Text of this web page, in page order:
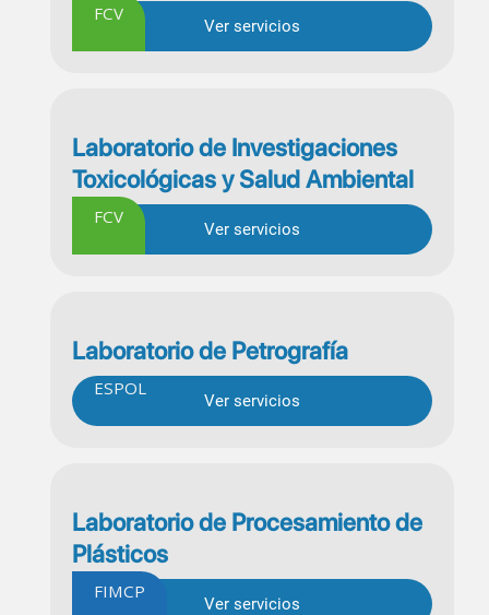
FCV
Ver servicios
Laboratorio de Investigaciones
Toxicológicas y Salud Ambiental
FCV
Ver servicios
Laboratorio de Petrografía
ESPOL
Ver servicios
Laboratorio de Procesamiento de
Plásticos
FIMCP
Ver servicios